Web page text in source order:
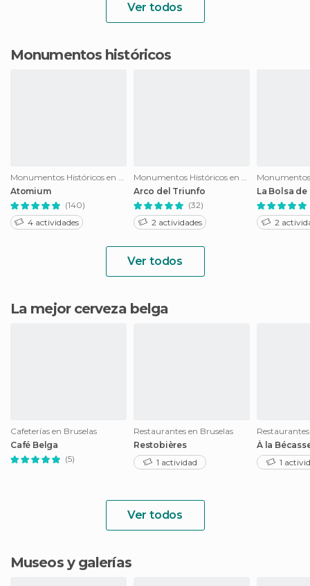
Ver todos
Monumentos históricos
Monumentos Históricos en Bruselas
Atomium
(140)
4 actividades
Monumentos Históricos en Bruselas
Arco del Triunfo
(32)
2 actividades
La Bolsa
2
Ver todos
La mejor cerveza belga
Cafeterías en Bruselas
Café Belga
(5)
Restaurantes en Bruselas
Restobières
1 actividad
À la
1
Ver todos
Museos y galerías